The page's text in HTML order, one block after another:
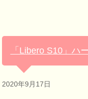
「Libero S10」ハ
2020年9月17日